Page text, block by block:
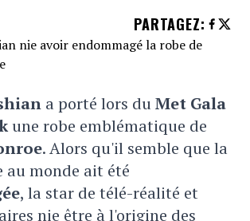
PARTAGEZ:
a porté lors duMet Gala
une robe emblématique de
. Alors qu'il semble que la
au monde ait été
, la star de télé-réalité et
nie être à l'origine des